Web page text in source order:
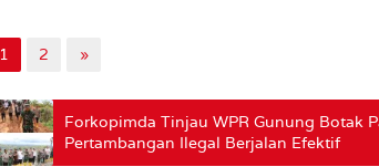
1 2 »
Forkopimda Tinjau WPR Gunung Botak
Pertambangan Ilegal Berjalan Efektif